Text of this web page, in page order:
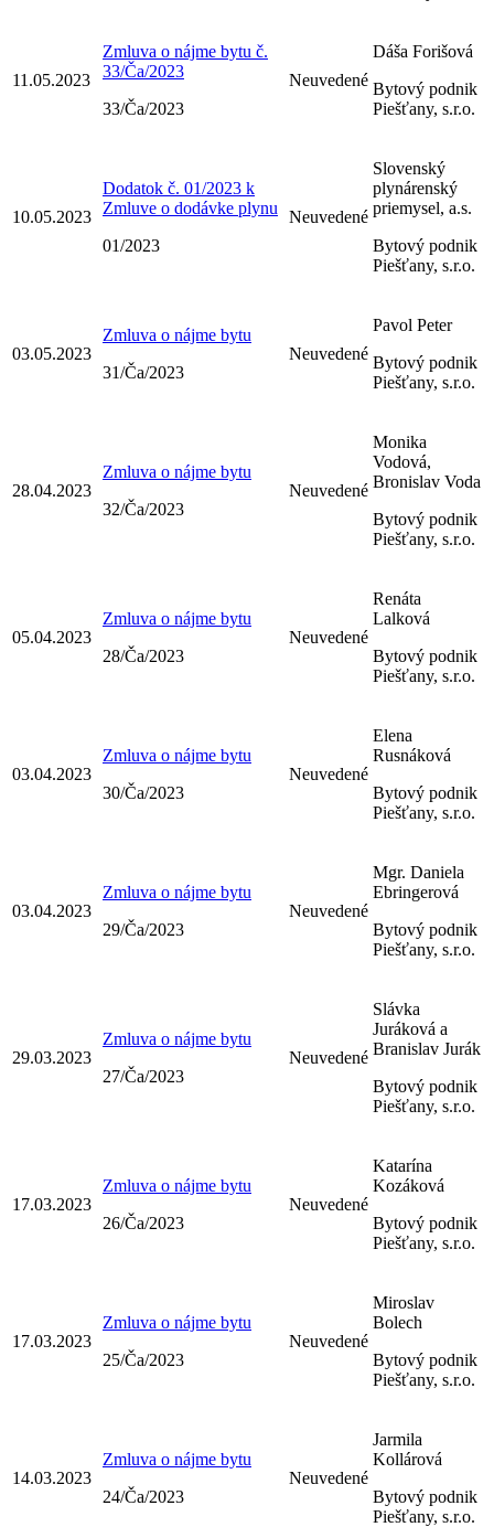
11.05.2023
Zmluva o nájme bytu č.
33/Ča/2023
33/Ča/2023
Neuvedené
Dáša Forišová
Bytový podnik
Piešťany, s.r.o.
10.05.2023
Dodatok č. 01/2023 k
Zmluve o dodávke plynu
01/2023
Neuvedené
Slovenský
plynárenský
priemysel, a.s.
Bytový podnik
Piešťany, s.r.o.
03.05.2023
Zmluva o nájme bytu
31/Ča/2023
Neuvedené
Pavol Peter
Bytový podnik
Piešťany, s.r.o.
28.04.2023
Zmluva o nájme bytu
32/Ča/2023
Neuvedené
Monika
Vodová,
Bronislav Voda
Bytový podnik
Piešťany, s.r.o.
05.04.2023
Zmluva o nájme bytu
28/Ča/2023
Neuvedené
Renáta
Lalková
Bytový podnik
Piešťany, s.r.o.
03.04.2023
Zmluva o nájme bytu
30/Ča/2023
Neuvedené
Elena
Rusnáková
Bytový podnik
Piešťany, s.r.o.
03.04.2023
Zmluva o nájme bytu
29/Ča/2023
Neuvedené
Mgr. Daniela
Ebringerová
Bytový podnik
Piešťany, s.r.o.
29.03.2023
Zmluva o nájme bytu
27/Ča/2023
Neuvedené
Slávka
Juráková a
Branislav Jurák
Bytový podnik
Piešťany, s.r.o.
17.03.2023
Zmluva o nájme bytu
26/Ča/2023
Neuvedené
Katarína
Kozáková
Bytový podnik
Piešťany, s.r.o.
17.03.2023
Zmluva o nájme bytu
25/Ča/2023
Neuvedené
Miroslav
Bolech
Bytový podnik
Piešťany, s.r.o.
14.03.2023
Zmluva o nájme bytu
24/Ča/2023
Neuvedené
Jarmila
Kollárová
Bytový podnik
Piešťany, s.r.o.